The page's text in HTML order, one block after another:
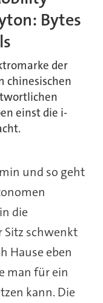
Bytes
der
chinesischen
einst die i-
und so geht
die
schwenkt
Hause eben
man für ein
kann. Die